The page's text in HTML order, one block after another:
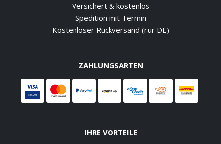
Versichert & kostenlos
Spedition mit Termin
Kostenloser Rückversand (nur DE)
ZAHLUNGSARTEN
IHRE VORTEILE